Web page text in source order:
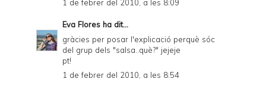
1 de febrer del 2010, a les 8:09
Eva Flores ha dit...
gràcies per posar l'explicació perquè sóc
del grup dels "salsa..què?" jejeje
pt!
1 de febrer del 2010, a les 8:54